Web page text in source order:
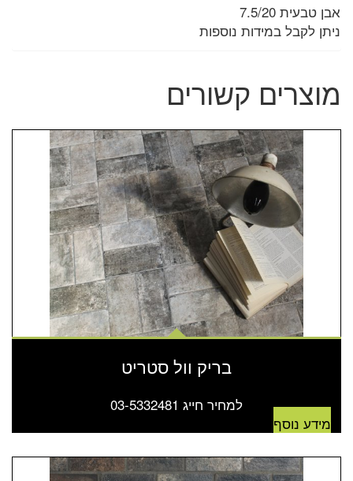
אבן טבעית 7.5/20
ניתן לקבל במידות נוספות
מוצרים קשורים
בריק וול סטריט
למחיר חייג 03-5332481
מידע נוסף